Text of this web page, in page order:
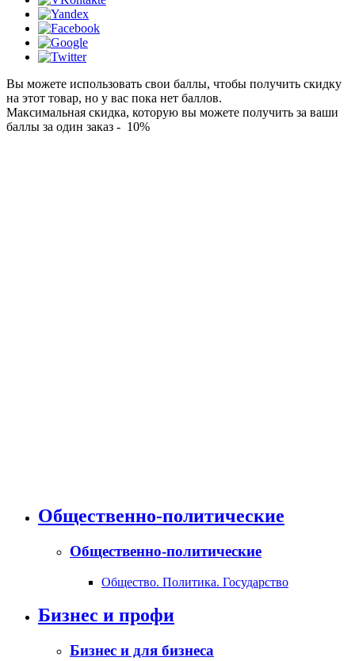
Вы можете использовать свои баллы, чтобы получить скидку
на этот товар, но у вас пока нет баллов.
Максимальная скидка, которую вы можете получить за ваши
баллы за один заказ - 10%
Общественно-политические
Общественно-политические
Общество. Политика. Государство
Бизнес и профи
Бизнес и для бизнеса